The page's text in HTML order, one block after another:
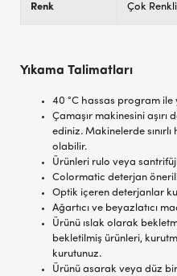
Renk Çok Renkli
Yıkama Talimatları
40 °C hassas program ile
Çamaşır makinesini
ediniz. Makinelerde
olabilir.
Ürünleri rulo veya
Colormatic deterjan
Optik içeren deterjanlar
Ağartıcı ve beyazlatıcı
Ürünü ıslak olarak
bekletilmiş ürünleri,
kurutunuz.
Ürünü asarak veya düz